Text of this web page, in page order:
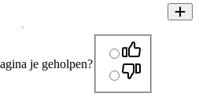
je geholpen?